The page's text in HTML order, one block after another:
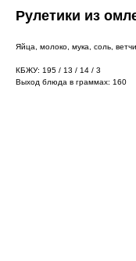
Рулетики из
Яйца, молоко, мука, соль,
КБЖУ: 195 / 13 / 14 / 3
Выход блюда в граммах: 160